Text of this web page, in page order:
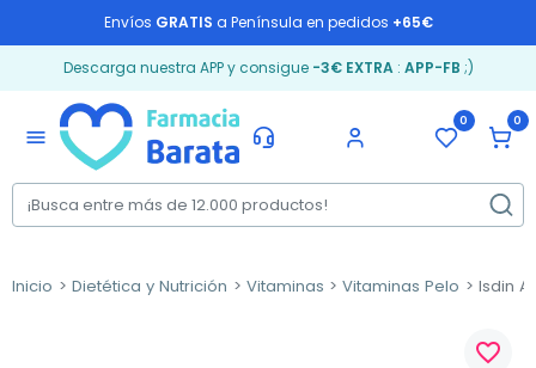
Envíos GRATIS a Península en pedidos +65€
Descarga nuestra APP y consigue -3€ EXTRA: APP-FB ;)
menu
0 0
Inicio Dietética y Nutrición Vitaminas Vitaminas Pelo Isdin
favorite_border